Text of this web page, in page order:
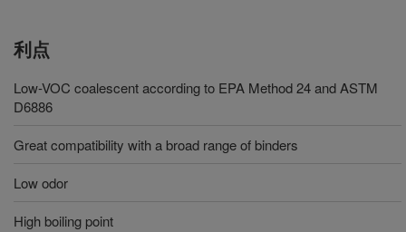
利点
Low-VOC coalescent according to EPA Method 24 and ASTM
D6886
Great compatibility with a broad range of binders
Low odor
High boiling point